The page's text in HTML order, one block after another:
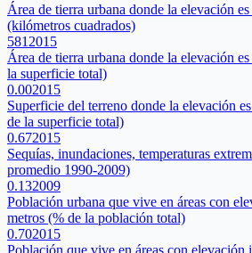
Área de tierra urbana donde la elevación
(kilómetros cuadrados)
581 2015
Área de tierra urbana donde la elevación
la superficie total)
0.002015
Superficie del terreno donde la elevación
de la superficie total)
0.672015
Sequías, inundaciones, temperaturas
promedio 1990-2009)
0.132009
Población urbana que vive en áreas con
metros (% de la población total)
0.702015
Población que vive en áreas con elevación